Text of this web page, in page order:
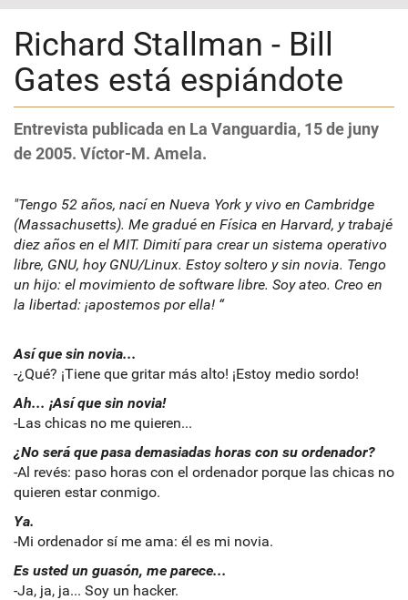
Richard Stallman - Bill
Gates está espiándote
Entrevista publicada en La Vanguardia, 15 de juny
de 2005. Víctor-M. Amela.
"Tengo 52 años, nací en Nueva York y vivo en Cambridge
(Massachusetts). Me gradué en Física en Harvard, y trabajé
diez años en el MIT. Dimití para crear un sistema operativo
libre, GNU, hoy GNU/Linux. Estoy soltero y sin novia. Tengo
un hijo: el movimiento de software libre. Soy ateo. Creo en
la libertad: ¡apostemos por ella! “
Así que sin novia...
-¿Qué? ¡Tiene que gritar más alto! ¡Estoy medio sordo!
Ah... ¡Así que sin novia!
-Las chicas no me quieren...
¿No será que pasa demasiadas horas con su ordenador?
-Al revés: paso horas con el ordenador porque las chicas no
quieren estar conmigo.
Ya.
-Mi ordenador sí me ama: él es mi novia.
Es usted un guasón, me parece...
-Ja, ja, ja... Soy un hacker.